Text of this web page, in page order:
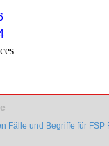
Fälle und Begriffe für FSP